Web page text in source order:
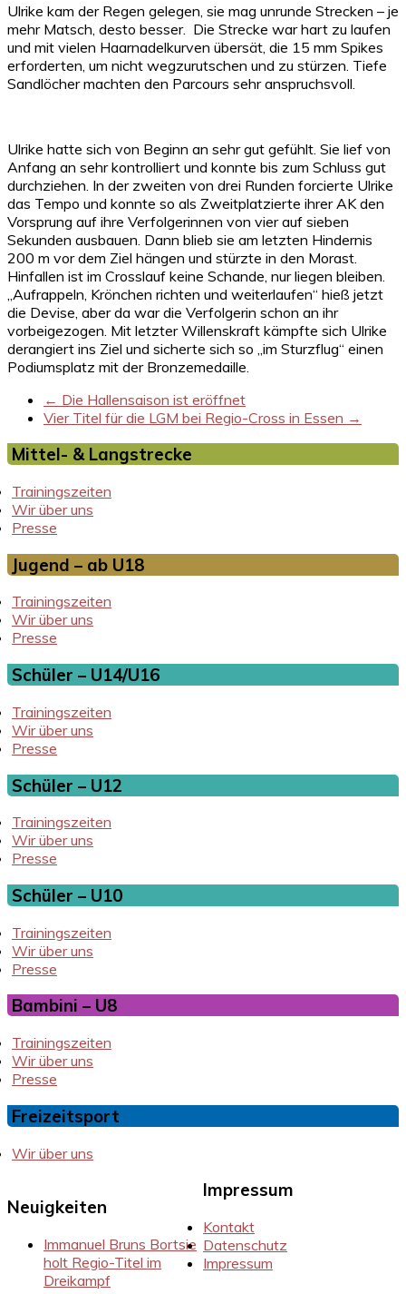
Ulrike kam der Regen gelegen, sie mag unrunde Strecken – je
mehr Matsch, desto besser. Die Strecke war hart zu laufen
und mit vielen Haarnadelkurven übersät, die 15 mm Spikes
erforderten, um nicht wegzurutschen und zu stürzen. Tiefe
Sandlöcher machten den Parcours sehr anspruchsvoll.
Ulrike hatte sich von Beginn an sehr gut gefühlt. Sie lief von
Anfang an sehr kontrolliert und konnte bis zum Schluss gut
durchziehen. In der zweiten von drei Runden forcierte Ulrike
das Tempo und konnte so als Zweitplatzierte ihrer AK den
Vorsprung auf ihre Verfolgerinnen von vier auf sieben
Sekunden ausbauen. Dann blieb sie am letzten Hindernis
200 m vor dem Ziel hängen und stürzte in den Morast.
Hinfallen ist im Crosslauf keine Schande, nur liegen bleiben.
„Aufrappeln, Krönchen richten und weiterlaufen“ hieß jetzt
die Devise, aber da war die Verfolgerin schon an ihr
vorbeigezogen. Mit letzter Willenskraft kämpfte sich Ulrike
derangiert ins Ziel und sicherte sich so „im Sturzflug“ einen
Podiumsplatz mit der Bronzemedaille.
← Die Hallensaison ist eröffnet
Vier Titel für die LGM bei Regio-Cross in Essen →
Mittel- & Langstrecke
Trainingszeiten
Wir über uns
Presse
Jugend – ab U18
Trainingszeiten
Wir über uns
Presse
Schüler – U14/U16
Trainingszeiten
Wir über uns
Presse
Schüler – U12
Trainingszeiten
Wir über uns
Presse
Schüler – U10
Trainingszeiten
Wir über uns
Presse
Bambini – U8
Trainingszeiten
Wir über uns
Presse
Freizeitsport
Wir über uns
Neuigkeiten
Immanuel Bruns Bortsie
holt Regio-Titel im
Dreikampf
Impressum
Kontakt
Datenschutz
Impressum